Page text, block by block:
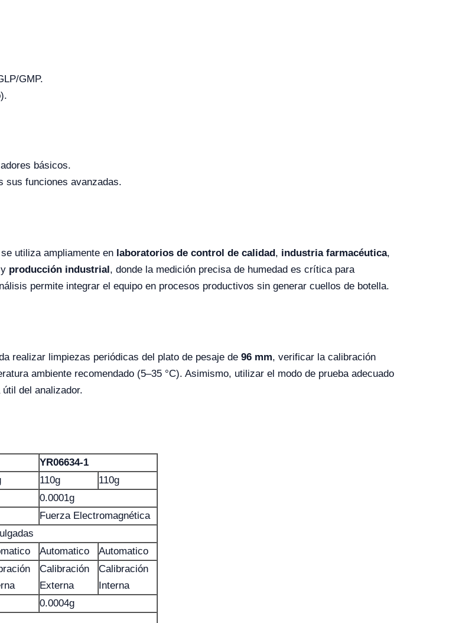
GMP.
básicos.
sus funciones avanzadas.
utiliza ampliamente en laboratorios de control de calidad, industria farmacéutica,
producción industrial, donde la medición precisa de humedad es crítica para
permite integrar el equipo en procesos productivos sin generar cuellos de botella.
realizar limpiezas periódicas del plato de pesaje de 96 mm, verificar la calibración
ambiente recomendado (5–35 °C). Asimismo, utilizar el modo de prueba adecuado
del analizador.
YR06634-1
110g
110g
0.0001g
Fuerza Electromagnética
Automatico Automatico
Calibración
Externa
Calibración
Interna
0.0004g